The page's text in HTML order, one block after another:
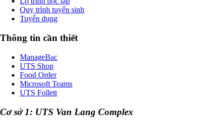
Quy trình tuyển sinh
Tuyển dụng
Thông tin cần thiết
ManageBac
UTS Shop
Food Order
Microsoft Teams
UTS Follett
Cơ sở 1: UTS Van Lang Complex